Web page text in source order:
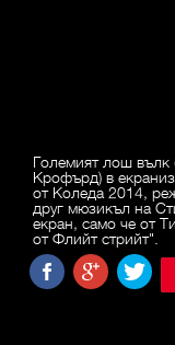
Големият лош
Крофърд) в
от Коледа 2014,
друг мюзикъл на
екран, само че от
от Флийт стрийт".